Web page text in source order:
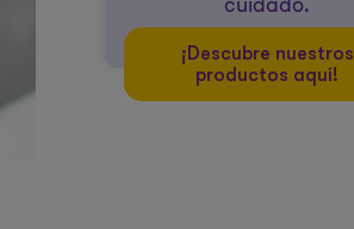
¡Descubre nuestros
productos aquí!